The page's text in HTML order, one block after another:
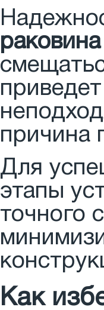
причина
Для
этапы
точного
Как